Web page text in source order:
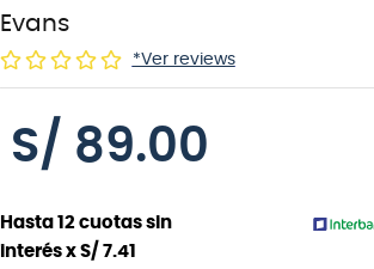
Evans
*Ver reviews
S/ 89.00
Hasta 12cuotas sin
interés x S/ 7.41